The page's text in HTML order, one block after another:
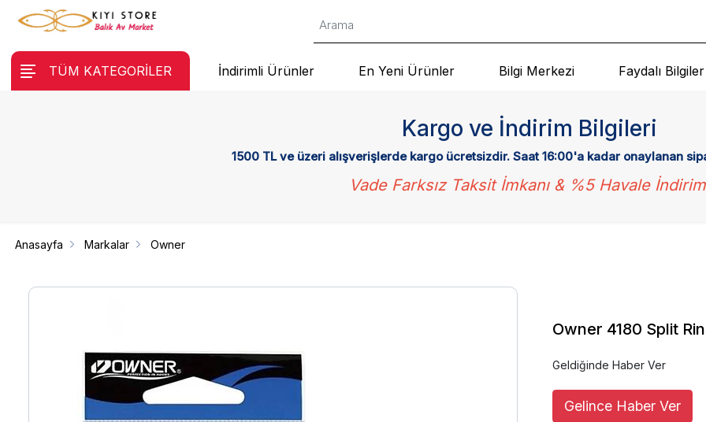
TÜM KATEGORİLER İndirimli Ürünler En Yeni Ürünler Bilgi Merkezi Faydalı Bilgiler
Kargo ve İndirim Bilgileri
1500 TL ve üzeri alışverişlerde kargo ücretsizdir. Saat 16:00'a kadar onaylanan
Vade Farksız Taksit İmkanı & %5 Havale
Anasayfa Markalar Owner
Owner 4180 Split
Geldiğinde Haber Ver
Gelince Haber Ver